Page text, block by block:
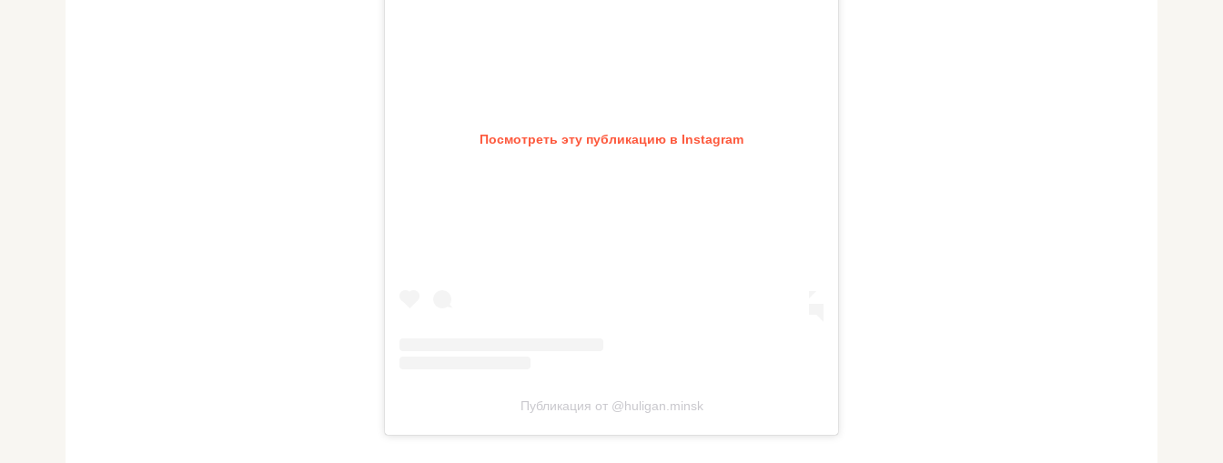
Посмотреть эту публикацию в Instagram
Публикация от @huligan.minsk